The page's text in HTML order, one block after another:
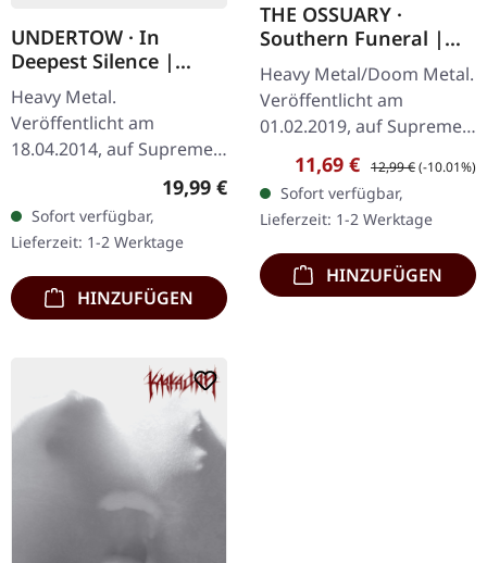
UNDERTOW · In
Deepest Silence |
BLACK LP
Heavy Metal.
Veröffentlicht am
18.04.2014, auf Supreme
Schwarzes Vinyl im
Gatefold-Cover. Limitiert
auf 200 Exemplare. · 180g
Vinyl…
Regulärer Preis:
19,99 €
Sofort verfügbar,
Lieferzeit: 1-2 Werktage
HINZUFÜGEN
THE OSSUARY ·
Southern Funeral |
DIGIPAK CD
Heavy Metal/Doom Metal.
Veröffentlicht am
01.02.2019, auf Supreme
Chaos Records.
Erstauflage als CD im
DigiPak mit 12-seitigem
Booklet. Geht es dir…
Verkaufspreis:
11,69 € Regulärer Preis:
12,99 €(-10.01%)
Sofort verfügbar,
Lieferzeit: 1-2 Werktage
HINZUFÜGEN